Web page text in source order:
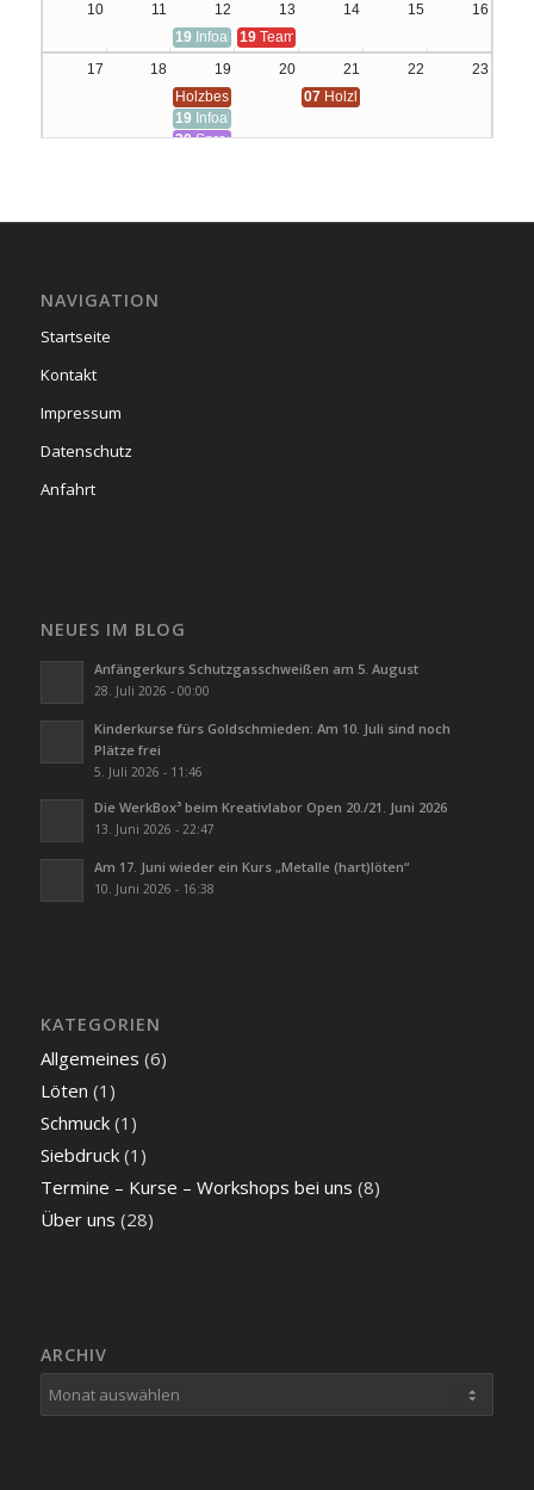
10
11 12 13 14 15
16
19 Infoabend
19 Teamtreffen
17
18 19 20 21 22
23
Holzbestellung Deadline
07 Holzlieferung
19 Infoabend
20 Sprechstunde Holzwerkstatt (Angebot nur für
NAVIGATION
Startseite
Kontakt
Impressum
Datenschutz
Anfahrt
NEUES IM BLOG
Anfängerkurs Schutzgasschweißen am 5. August
28. Juli 2026 - 00:00
Kinderkurse fürs Goldschmieden: Am 10. Juli sind noch
Plätze frei
5. Juli 2026 - 11:46
Die WerkBox³ beim Kreativlabor Open 20./21. Juni 2026
13. Juni 2026 - 22:47
Am 17. Juni wieder ein Kurs „Metalle (hart)löten“
10. Juni 2026 - 16:38
KATEGORIEN
Allgemeines (6)
Löten (1)
Schmuck(1)
Siebdruck(1)
Termine – Kurse – Workshops bei uns (8)
Über uns (28)
ARCHIV